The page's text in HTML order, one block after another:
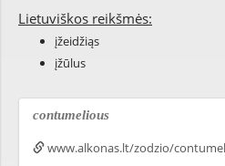
Lietuviškos reikšmės:
įžeidžiąs
įžūlus
contumelious
www.alkonas.lt/zodzio/